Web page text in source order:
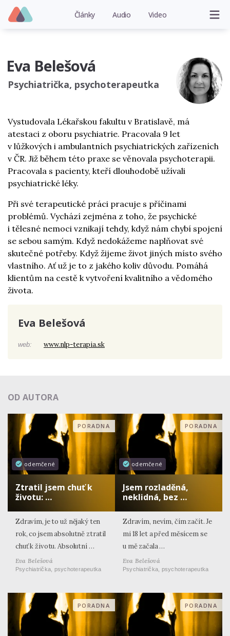
Články Audio Video
Eva Belešová
Psychiatrička, psychoterapeutka
Vystudovala Lékařskou fakultu v Bratislavě, má
atestaci z oboru psychiatrie. Pracovala 9 let
v lůžkových i ambulantních psychiatrických zařízeních
v ČR. Již během této praxe se věnovala psychoterapii.
Pracovala s pacienty, kteří dlouhodobě užívali
psychiatrické léky.
Při své terapeutické práci pracuje s příčinami
problémů. Vychází zejména z toho, že psychické
i tělesné nemoci vznikají tehdy, když nám chybí spojení
se sebou samým. Když nedokážeme naplňovat své
skutečné potřeby. Když žijeme život jiných místo svého
vlastního. Ať už je to z jakého koliv důvodu. Pomáhá
klientům na cestě k vytvoření kvalitního a vědomého
života.
Eva Belešová
web: www.nlp-terapia.sk
OD AUTORA
odemčené
PORADNA
Ztratil jsem chuť k
životu: …
Zdravím, je to už nějaký ten
rok, co jsem absolutně ztratil
chuť k životu. Absolutní …
Eva Belešová
Psychiatrička, psychoterapeutka
odemčené
PORADNA
Jsem rozladěná,
neklidná, bez …
Zdravím, nevím, čím začít. Je
mi 18 let a před měsícem se
u mě začala …
Eva Belešová
Psychiatrička, psychoterapeutka
PORADNA PORADNA